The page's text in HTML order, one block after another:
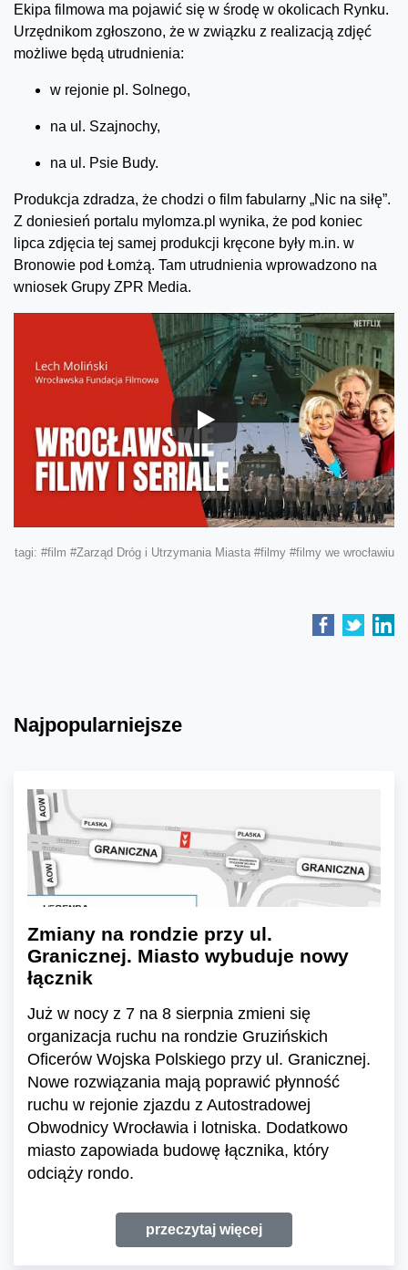
Ekipa filmowa ma pojawić się w środę w okolicach Rynku.
Urzędnikom zgłoszono, że w związku z realizacją zdjęć
możliwe będą utrudnienia:
w rejonie pl. Solnego,
na ul. Szajnochy,
na ul. Psie Budy.
Produkcja zdradza, że chodzi o film fabularny „Nic na siłę”.
Z doniesień portalu mylomza.pl wynika, że pod koniec
lipca zdjęcia tej samej produkcji kręcone były m.in. w
Bronowie pod Łomżą. Tam utrudnienia wprowadzono na
wniosek Grupy ZPR Media.
tagi: #film #Zarząd Dróg i Utrzymania Miasta #filmy #filmy we wrocławiu
Najpopularniejsze
Zmiany na rondzie przy ul.
Granicznej. Miasto wybuduje nowy
łącznik
Już w nocy z 7 na 8 sierpnia zmieni się
organizacja ruchu na rondzie Gruzińskich
Oficerów Wojska Polskiego przy ul. Granicznej.
Nowe rozwiązania mają poprawić płynność
ruchu w rejonie zjazdu z Autostradowej
Obwodnicy Wrocławia i lotniska. Dodatkowo
miasto zapowiada budowę łącznika, który
odciąży rondo.
przeczytaj więcej